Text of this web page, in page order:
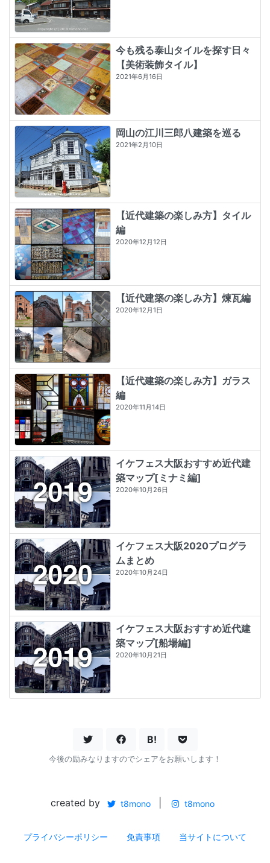
今も残る泰山タイルを探す日々
【美術装飾タイル】
2021年6月16日
岡山の江川三郎八建築を巡る
2021年2月10日
【近代建築の楽しみ方】タイル
編
2020年12月12日
【近代建築の楽しみ方】煉瓦編
2020年12月1日
【近代建築の楽しみ方】ガラス
編
2020年11月14日
イケフェス大阪おすすめ近代建
築マップ[ミナミ編]
2020年10月26日
イケフェス大阪2020プログラ
ムまとめ
2020年10月24日
イケフェス大阪おすすめ近代建
築マップ[船場編]
2020年10月21日
B!
今後の励みなりますのでシェアをお願いします！
created by t8mono t8mono
プライバシーポリシー 免責事項 当サイトについて